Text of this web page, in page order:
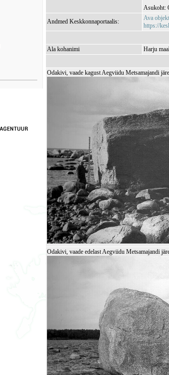
Asukoht:
Andmed Keskkonnaportaalis:
Ava
https://
Ala kohanimi
Harju
Odakivi, vaade kagust Aegviidu Metsamajandi
Odakivi, vaade edelast Aegviidu Metsamajandi